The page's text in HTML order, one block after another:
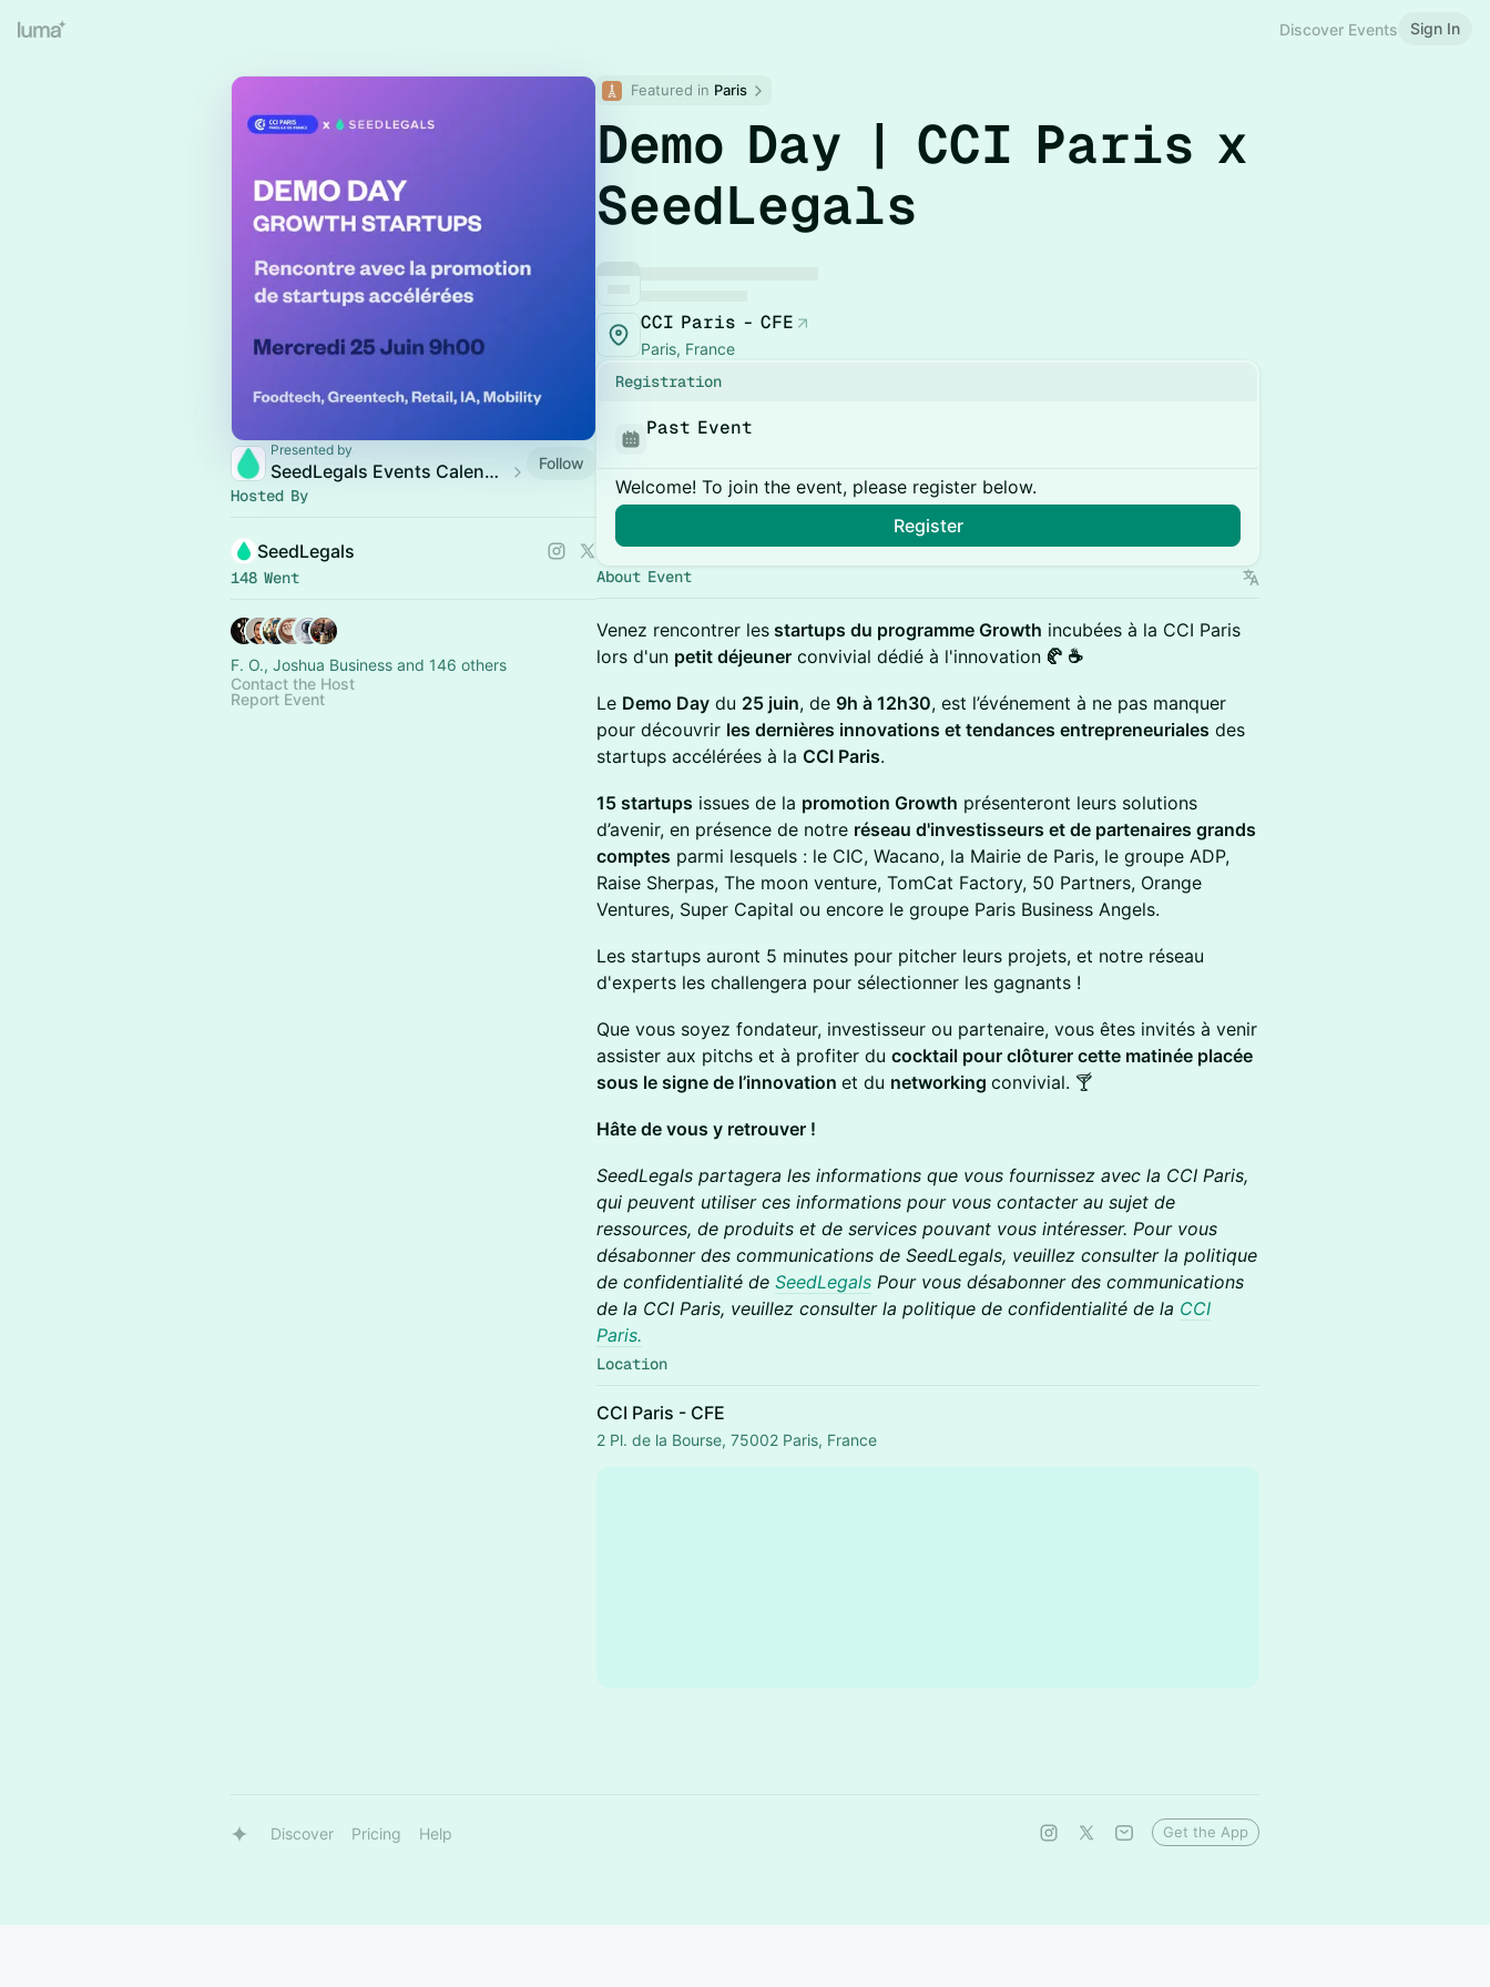
Discover Events Sign In
Presented by
SeedLegals Events Calendar Follow
Hosted By
SeedLegals
148 Went
F. O., Joshua Business and 146 others
Contact the Host
Report Event
Featured in Paris
Demo Day | CCI Paris x
SeedLegals
CCI Paris - CFE
Paris, France
Registration
Past Event
Welcome! To join the event, please register below.
Register
About Event
Venez rencontrer les startups du programme Growth incubées à la CCI Paris
lors d'un petit déjeuner convivial dédié à l'innovation 🥐 ☕️
Le Demo Day du 25 juin, de 9h à 12h30, est l’événement à ne pas manquer
pour découvrir les dernières innovations et tendances entrepreneuriales des
startups accélérées à la CCI Paris.
15 startups issues de la promotion Growth présenteront leurs solutions
d’avenir, en présence de notre réseau d'investisseurs et de partenaires grands
comptes parmi lesquels : le CIC, Wacano, la Mairie de Paris, le groupe ADP,
Raise Sherpas, The moon venture, TomCat Factory, 50 Partners, Orange
Ventures, Super Capital ou encore le groupe Paris Business Angels.
Les startups auront 5 minutes pour pitcher leurs projets, et notre réseau
d'experts les challengera pour sélectionner les gagnants !
Que vous soyez fondateur, investisseur ou partenaire, vous êtes invités à venir
assister aux pitchs et à profiter du cocktail pour clôturer cette matinée placée
sous le signe de l’innovation et du networking convivial. 🍸
Hâte de vous y retrouver !
SeedLegals partagera les informations que vous fournissez avec la CCI Paris,
qui peuvent utiliser ces informations pour vous contacter au sujet de
ressources, de produits et de services pouvant vous intéresser. Pour vous
désabonner des communications de SeedLegals, veuillez consulter la politique
de confidentialité de SeedLegals Pour vous désabonner des communications
de la CCI Paris, veuillez consulter la politique de confidentialité de la CCI
Paris.
Location
CCI Paris - CFE
2 Pl. de la Bourse, 75002 Paris, France
Discover Pricing Help Get the App